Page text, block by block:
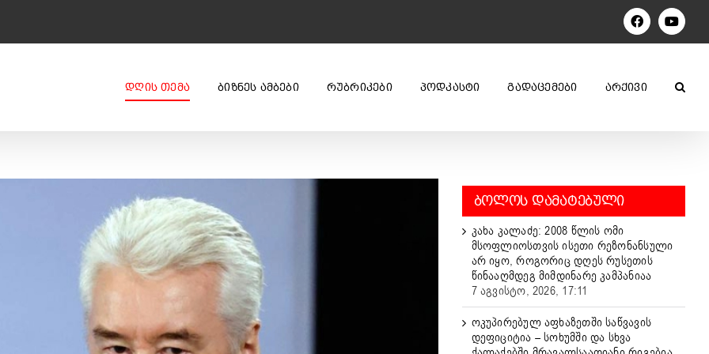
Facebook
ᲓᲦᲘᲡ ᲗᲔᲛᲐ ᲑᲘᲖᲜᲔᲡ ᲐᲛᲑᲔᲑᲘ ᲠᲣᲑᲠᲘᲙᲔᲑᲘ ᲞᲝᲓᲙᲐᲡᲢᲘ ᲒᲐᲓᲐᲪᲔᲛᲔᲑᲘ ᲐᲠᲥᲘᲕᲘ
ᲑᲝᲚᲝᲡ ᲓᲐᲛᲐᲢᲔᲑᲣᲚᲘ
კახა კალაძე: 2008 წლის ომი
მსოფლიოსთვის ისეთი რეზონანსული
არ იყო, როგორიც დღეს რუსეთის
წინააღმდეგ მიმდინარე კამპანიაა
7 აგვისტო, 2026, 17:11
ოკუპირებულ აფხაზეთში საწვავის
დეფიციტია – სოხუმში და სხვა